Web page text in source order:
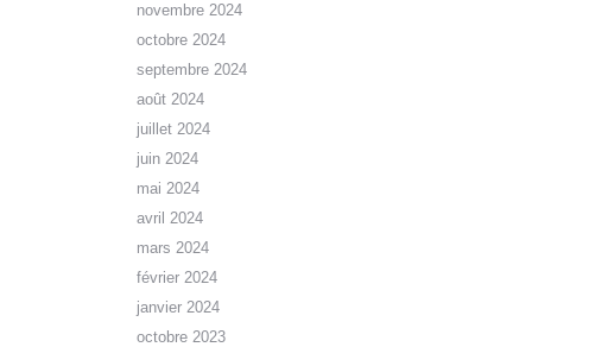
novembre 2024
octobre 2024
septembre 2024
août 2024
juillet 2024
juin 2024
mai 2024
avril 2024
mars 2024
février 2024
janvier 2024
octobre 2023